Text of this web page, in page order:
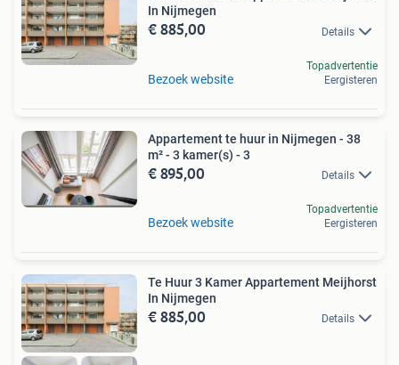
In Nijmegen
€ 885,00 Details
Bezoek website
Topadvertentie
Eergisteren
Appartement te huur in Nijmegen - 38
m² - 3 kamer(s) - 3
€ 895,00 Details
Bezoek website
Topadvertentie
Eergisteren
Te Huur 3 Kamer Appartement Meijhorst
In Nijmegen
€ 885,00 Details